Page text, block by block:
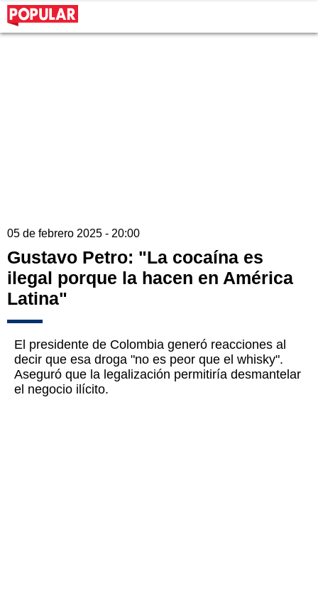
05 de febrero 2025 - 20:00
Gustavo Petro: "La cocaína es
ilegal porque la hacen en América
Latina"
El presidente de Colombia generó reacciones al
decir que esa droga "no es peor que el whisky".
Aseguró que la legalización permitiría desmantelar
el negocio ilícito.